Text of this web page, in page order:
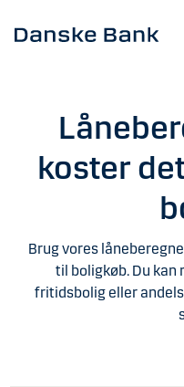
koster
Brug vores
til boligkøb. Du kan
fritidsbolig eller